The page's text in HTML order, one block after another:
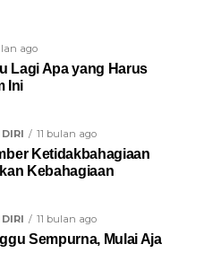
ago
Lagi Apa yang Harus
Ini
11 bulan ago
Ketidakbahagiaan
Kebahagiaan
11 bulan ago
Sempurna, Mulai Aja